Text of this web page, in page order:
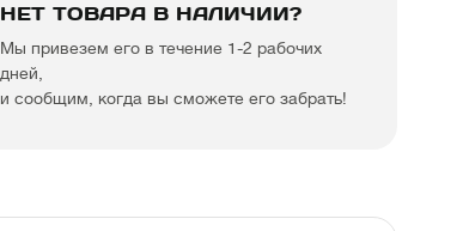
НЕТ ТОВАРА В НАЛИЧИИ?
Мы привезем его в течение 1-2 рабочих
дней,
и сообщим, когда вы сможете его забрать!